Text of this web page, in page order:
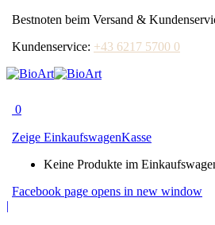
Bestnoten beim Versand &
Kundenservice: +43 6217 5700 0
0
Zeige EinkaufswagenKasse
Keine Produkte im
Facebook page opens in new window
|